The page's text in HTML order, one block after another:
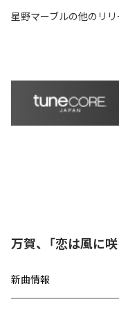
星野マーブルの他のリリ
万賀、「恋は風に
新曲情報